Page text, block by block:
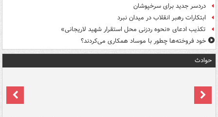
دردسر جدید برای سرخپوشان
ابتکارات رهبر انقلاب در میدان نبرد
تکذیب ادعای «نحوه ردزنی محل استقرار شهید لاریجانی»
خود فروخته‌ها چطور با موساد همکاری می‌کردند؟
حوادث